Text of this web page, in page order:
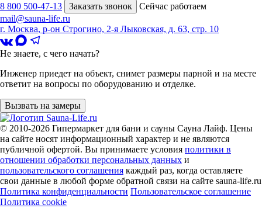
8 800 500-47-13
Заказать звонок
Сейчас работаем
mail@sauna-life.ru
г. Москва, р-он Строгино, 2-я Лыковская, д. 63, стр. 10
Не знаете, с чего начать?
Инженер приедет на объект, снимет размеры парной и на месте
ответит на вопросы по оборудованию и отделке.
Вызвать на замеры
© 2010-2026 Гипермаркет для бани и сауны Сауна Лайф. Цены
на сайте носят информационный характер и не являются
публичной офертой. Вы принимаете условия политики в
отношении обработки персональных данных и
пользовательского соглашения каждый раз, когда оставляете
свои данные в любой форме обратной связи на сайте sauna-life.ru
Политика конфиденциальности Пользовательское соглашение
Политика cookie